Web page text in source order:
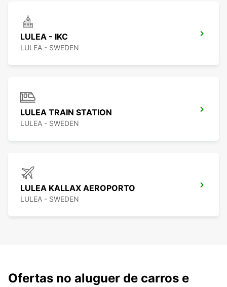
LULEA - IKC
LULEA - SWEDEN
LULEA TRAIN STATION
LULEA - SWEDEN
LULEA KALLAX AEROPORTO
LULEA - SWEDEN
Ofertas no aluguer de carros e